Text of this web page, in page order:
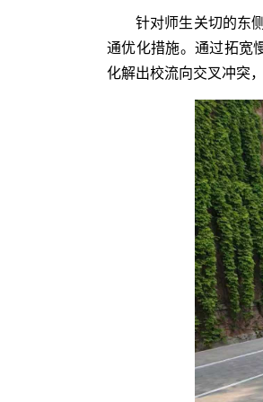
针对师生关切的东
通优化措施。通过拓宽
化解出校流向交叉冲突